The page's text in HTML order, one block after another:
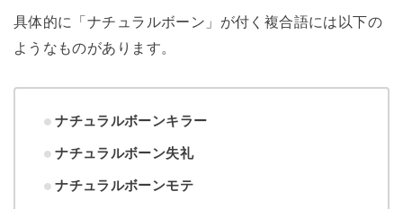
具体的に「ナチュラルボーン」が付く複合語には以下の
ようなものがあります。
ナチュラルボーンキラー
ナチュラルボーン失礼
ナチュラルボーンモテ